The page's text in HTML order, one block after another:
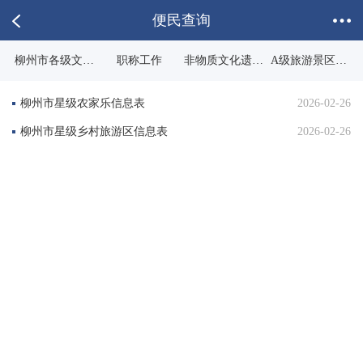
便民查询
柳州市各级文物
保护单位
职称工作 非物质文化遗产 A级旅游景区查
询
柳州市星级农家乐信息表 2026-02-26
柳州市星级乡村旅游区信息表 2026-02-26